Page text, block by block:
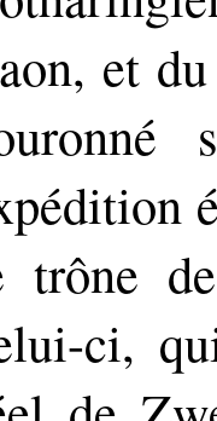
et
trône
ci,